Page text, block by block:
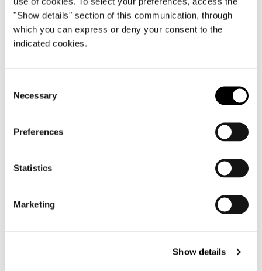
"Show details" section of this communication, through
which you can express or deny your consent to the
indicated cookies.
Selection
Necessary
Preferences
Statistics
Marketing
Show details